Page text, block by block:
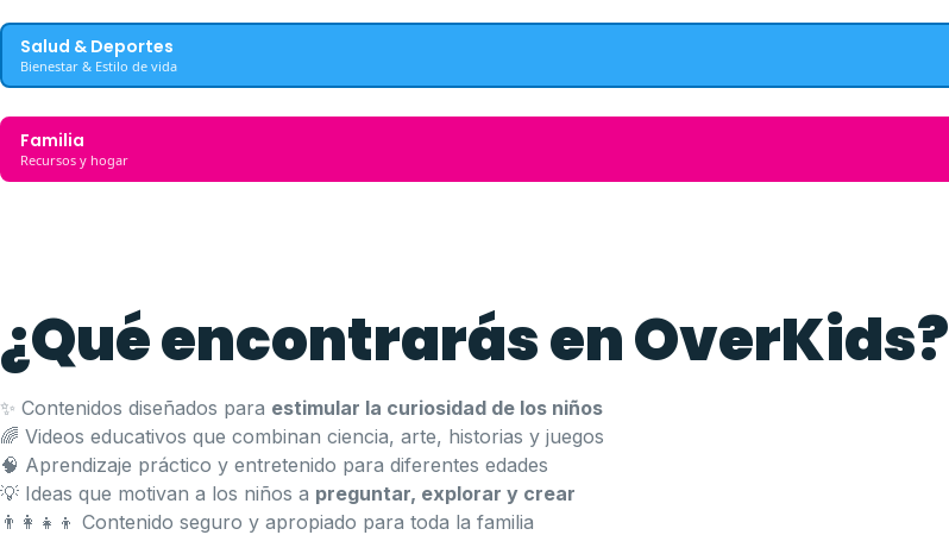
Salud & Deportes
Bienestar & Estilo de vida
Familia
Recursos y hogar
¿Qué encontrarás en OverKids?
✨ Contenidos diseñados para estimular la curiosidad de los niños
🌈 Videos educativos que combinan ciencia, arte, historias y juegos
🧠 Aprendizaje práctico y entretenido para diferentes edades
💡 Ideas que motivan a los niños a preguntar, explorar y crear
👨‍👩‍👧‍👦 Contenido seguro y apropiado para toda la familia